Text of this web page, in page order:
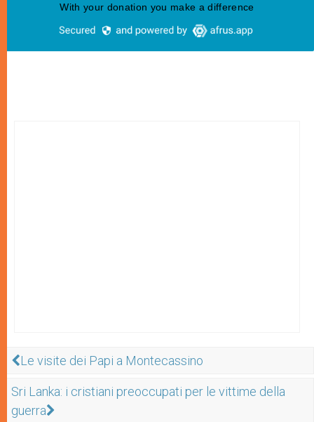
Le visite dei Papi a Montecassino
Sri Lanka: i cristiani preoccupati per le vittime della
guerra